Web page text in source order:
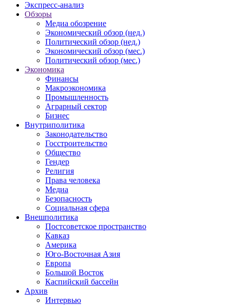
Экспресс-анализ
Обзоры
Медиа обозрение
Экономический обзор (нед.)
Политический обзор (нед.)
Экономический обзор (мес.)
Политический обзор (мес.)
Экономика
Финансы
Макроэкономика
Промышленность
Аграрный сектор
Бизнес
Внутриполитика
Законодательство
Госстроительство
Общество
Гендер
Религия
Права человека
Медиа
Безопасность
Социальная сфера
Внешполитика
Постсоветское пространство
Кавказ
Америка
Юго-Восточная Азия
Европа
Большой Восток
Каспийский бассейн
Архив
Интервью